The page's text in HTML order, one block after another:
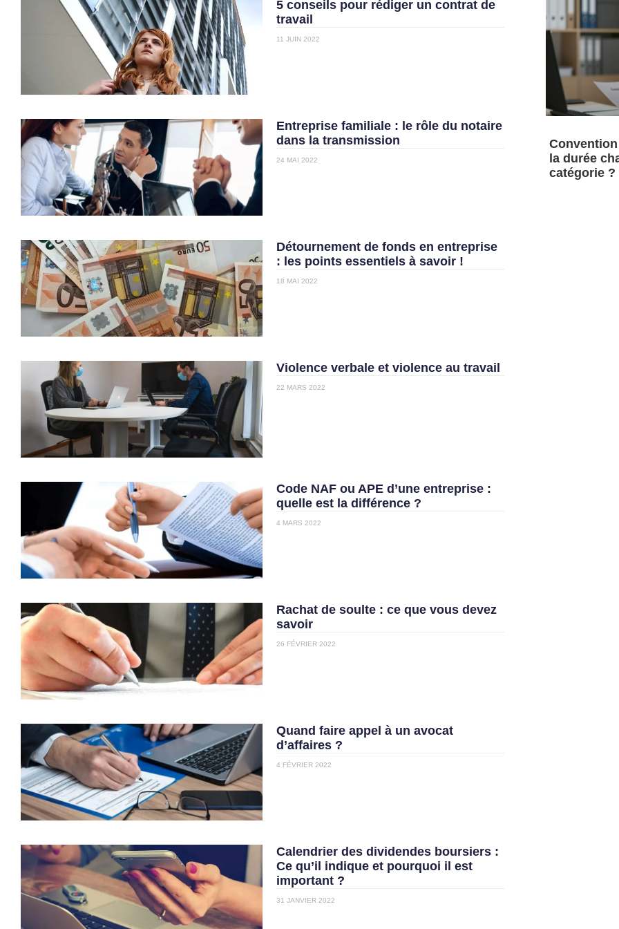
5 conseils pour rédiger un contrat de
travail
11 JUIN 2022
Entreprise familiale : le rôle du notaire
dans la transmission
24 MAI 2022
Détournement de fonds en entreprise
: les points essentiels à savoir !
18 MAI 2022
Violence verbale et violence au travail
22 MARS 2022
Code NAF ou APE d’une entreprise :
quelle est la différence ?
4 MARS 2022
Rachat de soulte : ce que vous devez
savoir
26 FÉVRIER 2022
Quand faire appel à un avocat
d’affaires ?
4 FÉVRIER 2022
Calendrier des dividendes boursiers :
Ce qu’il indique et pourquoi il est
important ?
31 JANVIER 2022
la durée
catégorie ?